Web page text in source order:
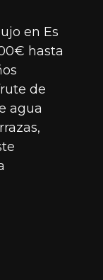
en Es
hasta
de
agua